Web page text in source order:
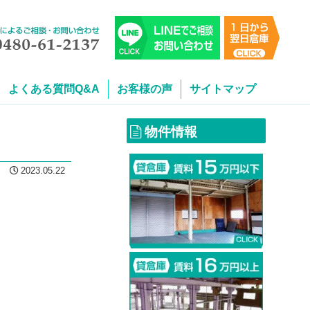
よくある質問Q&A お客様の声 サイトマップ
2023.05.22
物件情報